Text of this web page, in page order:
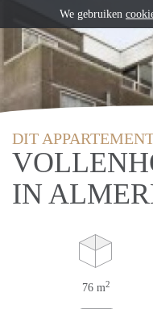
DIT
IN
76 m2
We gebruiken